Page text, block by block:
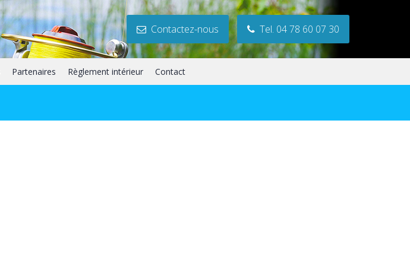
Contactez-nous Tel. 04 78 60 07 30
Partenaires Règlement intérieur Contact